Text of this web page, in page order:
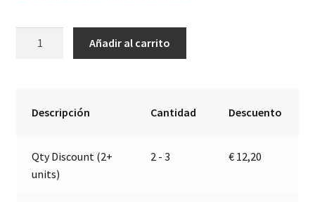
24V
Añadir al carrito
Descripción Cantidad Descuento
Qty Discount (2+
units)
2 - 3 € 12,20